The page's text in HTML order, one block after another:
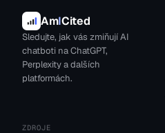
AmICited
Sledujte, jak vás zmiňují AI
chatboti na ChatGPT,
Perplexity a dalších
platformách.
ZDROJE